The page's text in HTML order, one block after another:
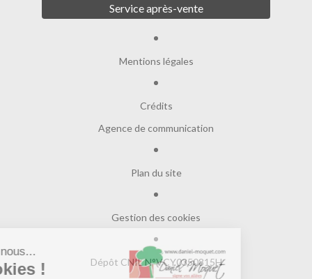
Service après-vente
Mentions légales
Crédits
Agence de communication
Plan du site
Gestion des cookies
Dépôt CNIL N°VCY0350815H
Salut c'est nous...
les Cookies !